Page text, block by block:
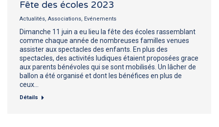
Fête des écoles 2023
Actualités, Associations, Evénements
Dimanche 11 juin a eu lieu la fête des écoles rassemblant
comme chaque année de nombreuses familles venues
assister aux spectacles des enfants. En plus des
spectacles, des activités ludiques étaient proposées grace
aux parents bénévoles qui se sont mobilisés. Un lâcher de
ballon a été organisé et dont les bénéfices en plus de
ceux…
Détails